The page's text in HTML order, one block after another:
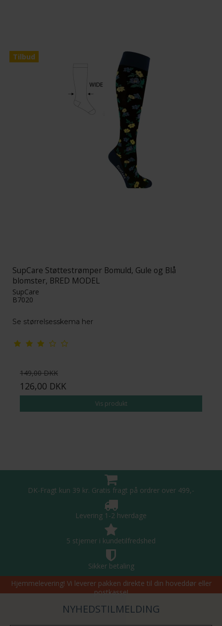
Tilbud
SupCare Støttestrømper Bomuld, Gule og Blå
blomster, BRED MODEL
SupCare
B7020
Se størrelsesskema her
149,00 DKK
126,00 DKK
Vis produkt
DK-Fragt kun 39 kr. Gratis fragt på ordrer over 499,-
Levering 1-2 hverdage
5 stjerner i kundetilfredshed
Sikker betaling
Hjemmelevering! Vi leverer pakken direkte til din hoveddør eller
postkasse!
NYHEDSTILMELDING